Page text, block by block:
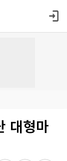
대형마